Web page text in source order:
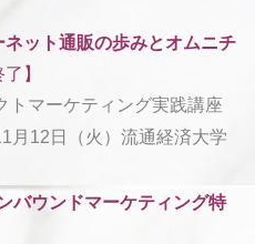
ネット通販の歩みとオムニチ
了】
ィング実践講座
月12日（火） 流通経済大学
バウンドマーケティング特